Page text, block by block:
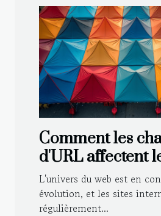
Comment les
d'URL affectent
référencement
tentes
L'univers du web est en
évolution, et les sites
régulièrement...